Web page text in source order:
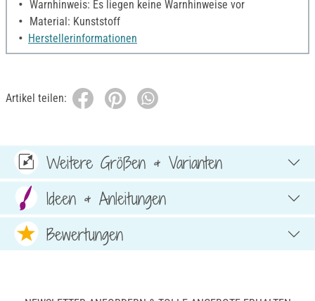
Warnhinweis: Es liegen keine Warnhinweise vor
Material: Kunststoff
Herstellerinformationen
Artikel teilen:
Weitere Größen & Varianten
Ideen & Anleitungen
Bewertungen